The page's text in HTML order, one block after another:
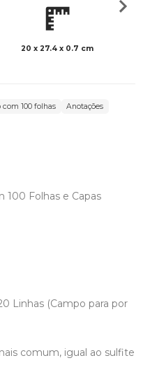
20 x 27.4 x 0.7 cm
com 100 folhas
Anotações
100 Folhas e Capas
Linhas (Campo para por
comum, igual ao sulfite